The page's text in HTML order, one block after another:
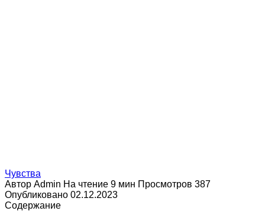
Чувства
Автор Admin На чтение 9 мин Просмотров 387
Опубликовано 02.12.2023
Содержание